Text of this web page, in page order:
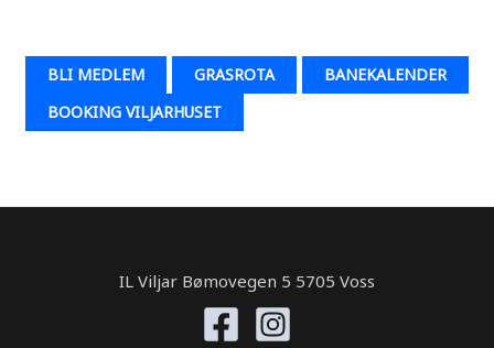
BLI MEDLEM GRASROTA
BANEKALENDER
BOOKING VILJARHUSET
IL Viljar Bømovegen 5 5705 Voss